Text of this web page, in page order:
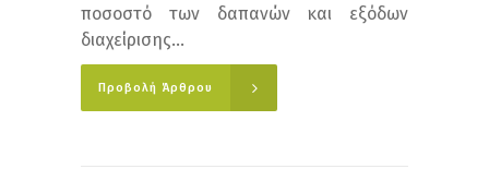
ποσοστό των δαπανών και εξόδων
διαχείρισης...
Προβολή Άρθρου